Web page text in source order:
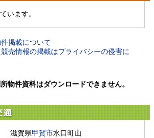
います。
掲載について
競売情報の掲載はプライバシーの侵害に
物件資料はダウンロードできません。
通
滋賀県甲賀市水口町山